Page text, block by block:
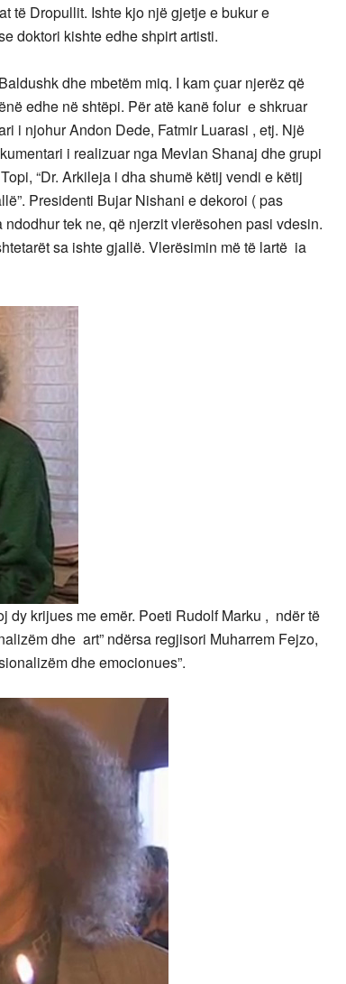
të Dropullit. Ishte kjo një gjetje e bukur e
doktori kishte edhe shpirt artisti.
dhe mbetëm miq. I kam çuar njerëz që
edhe në shtëpi. Për atë kanë folur e shkruar
i njohur Andon Dede, Fatmir Luarasi , etj. Një
i realizuar nga Mevlan Shanaj dhe grupi
“Dr. Arkileja i dha shumë këtij vendi e këtij
Presidenti Bujar Nishani e dekoroi ( pas
tek ne, që njerzit vlerësohen pasi vdesin.
sa ishte gjallë. Vlerësimin më të lartë ia
dy krijues me emër. Poeti Rudolf Marku , ndër të
dhe art” ndërsa regjisori Muharrem Fejzo,
dhe emocionues”.